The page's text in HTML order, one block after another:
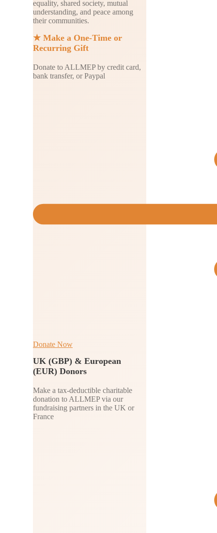
equality, shared society, mutual
understanding, and peace among
their communities.
★ Make a One-Time or
Recurring Gift
Donate to ALLMEP by credit card,
bank transfer, or Paypal
Donate Now
UK (GBP) & European
(EUR) Donors
Make a tax-deductible charitable
donation to ALLMEP via our
fundraising partners in the UK or
France